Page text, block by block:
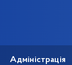
Адміністрація